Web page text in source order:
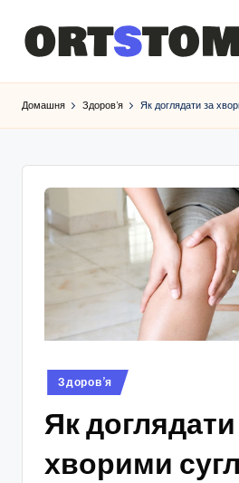
Домашня Здоров’я Як доглядати за
Опубліковано
у
Здоров’я
Як
хворими